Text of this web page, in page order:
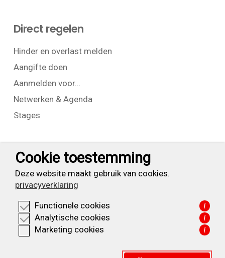
Direct regelen
Hinder en overlast melden
Aangifte doen
Aanmelden voor…
Netwerken & Agenda
Stages
Contact
T:+31 (0) 23 525 7826
KVK: 34332355
BTW: NL820614877B01
Cookie toestemming
Deze website maakt gebruik van cookies.
privacyverklaring
Functionele cookies i
Analytische cookies i
Marketing cookies i